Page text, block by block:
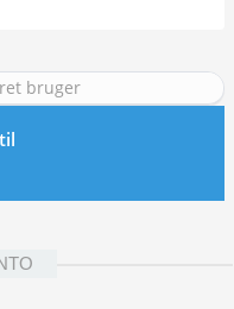
bruger